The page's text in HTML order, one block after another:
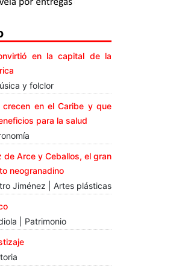
en la capital de la
y folclor
en el Caribe y que
para la salud
de Arce y Ceballos, el gran
neogranadino
Jiménez | Artes plásticas
| Patrimonio